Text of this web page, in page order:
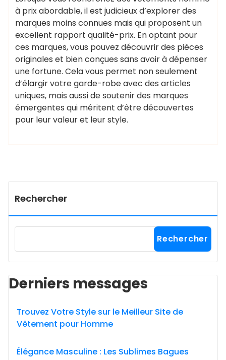
à prix abordable, il est judicieux d’explorer des
marques moins connues mais qui proposent un
excellent rapport qualité-prix. En optant pour
ces marques, vous pouvez découvrir des pièces
originales et bien conçues sans avoir à dépenser
une fortune. Cela vous permet non seulement
d’élargir votre garde-robe avec des articles
uniques, mais aussi de soutenir des marques
émergentes qui méritent d’être découvertes
pour leur valeur et leur style.
Rechercher
Rechercher
Derniers messages
Trouvez Votre Style sur le Meilleur Site de
Vêtement pour Homme
Élégance Masculine : Les Sublimes Bagues